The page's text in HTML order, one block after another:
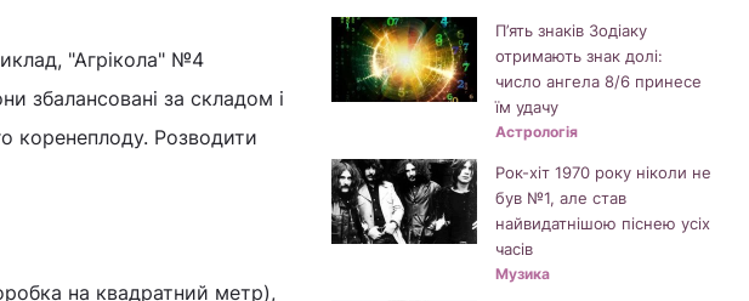
"Агрікола" №4
збалансовані за складом і
коренеплоду. Розводити
на квадратний метр),
П’ять знаків Зодіаку
отримають знак долі:
число ангела 8/6 принесе
їм удачу
Астрологія
Рок-хіт 1970 року ніколи не
був №1, але став
найвидатнішою піснею усіх
часів
Музика